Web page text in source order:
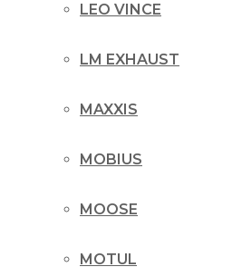
LEO VINCE
LM EXHAUST
MAXXIS
MOBIUS
MOOSE
MOTUL